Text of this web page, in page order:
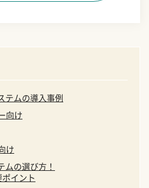
テムの導入事例
向け
け
ムの選び方！
イント